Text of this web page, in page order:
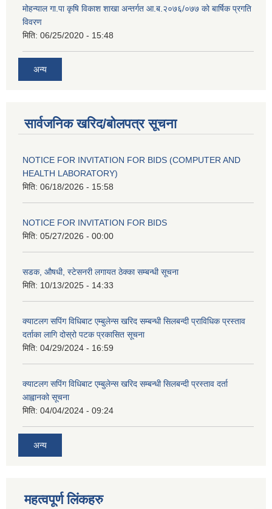
मोहन्याल गा.पा कृषि विकाश शाखा अन्तर्गत आ.ब.२०७६/०७७ को बार्षिक प्रगति
विवरण
मिति: 06/25/2020 - 15:48
अन्य
सार्वजनिक खरिद/बोलपत्र सूचना
NOTICE FOR INVITATION FOR BIDS (COMPUTER AND
HEALTH LABORATORY)
मिति: 06/18/2026 - 15:58
NOTICE FOR INVITATION FOR BIDS
मिति: 05/27/2026 - 00:00
सडक, औषधी, स्टेसनरी लगायत ठेक्का सम्बन्धी सूचना
मिति: 10/13/2025 - 14:33
क्याटलग सपिंग विधिबाट एम्बुलेन्स खरिद सम्बन्धी सिलबन्दी प्राविधिक प्रस्ताव
दर्ताका लागि दोस्रो पटक प्रकासित सूचना
मिति: 04/29/2024 - 16:59
क्याटलग सपिंग विधिबाट एम्बुलेन्स खरिद सम्बन्धी सिलबन्दी प्रस्ताव दर्ता
आह्वानको सूचना
मिति: 04/04/2024 - 09:24
अन्य
महत्वपूर्ण लिंकहरु